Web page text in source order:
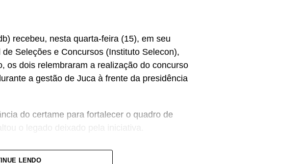
recebeu, nesta quarta-feira (15), em seu
Seleções e Concursos (Instituto Selecon),
os dois relembraram a realização do concurso
a gestão de Juca à frente da presidência
do certame para fortalecer o quadro de
o legado deixado pela iniciativa.
para atender a população cuiabana e
LENDO